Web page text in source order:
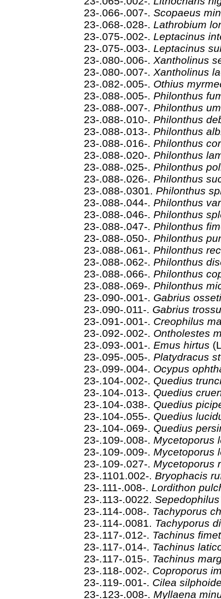
23-.066-.007-. Scopaeus
23-.068-.028-. Lathrobium
23-.075-.002-. Leptacinus
23-.075-.003-. Leptacinus
23-.080-.006-. Xantholinus
23-.080-.007-. Xantholinus
23-.082-.005-. Othius
23-.088-.005-. Philonthus
23-.088-.007-. Philonthus
23-.088-.010-. Philonthus
23-.088-.013-. Philonthus
23-.088-.016-. Philonthus
23-.088-.020-. Philonthus
23-.088-.025-. Philonthus
23-.088-.026-. Philonthus
23-.088-.0301. Philonthus
23-.088-.044-. Philonthus
23-.088-.046-. Philonthus
23-.088-.047-. Philonthus
23-.088-.050-. Philonthus
23-.088-.061-. Philonthus
23-.088-.062-. Philonthus
23-.088-.066-. Philonthus
23-.088-.069-. Philonthus
23-.090-.001-. Gabrius
23-.090-.011-. Gabrius
23-.091-.001-. Creophilus
23-.092-.002-. Ontholestes
23-.093-.001-. Emus hirtus
23-.095-.005-. Platydracus
23-.099-.004-. Ocypus
23-.104-.002-. Quedius
23-.104-.013-. Quedius
23-.104-.038-. Quedius
23-.104-.055-. Quedius
23-.104-.069-. Quedius
23-.109-.008-. Mycetoporus
23-.109-.009-. Mycetoporus
23-.109-.027-. Mycetoporus
23-.1101.002-. Bryophacis
23-.111-.008-. Lordithon
23-.113-.0022.
23-.114-.008-. Tachyporus
23-.114-.0081. Tachyporus
23-.117-.012-. Tachinus
23-.117-.014-. Tachinus
23-.117-.015-. Tachinus
23-.118-.002-. Coproporus
23-.119-.001-. Cilea
23-.123-.008-. Myllaena